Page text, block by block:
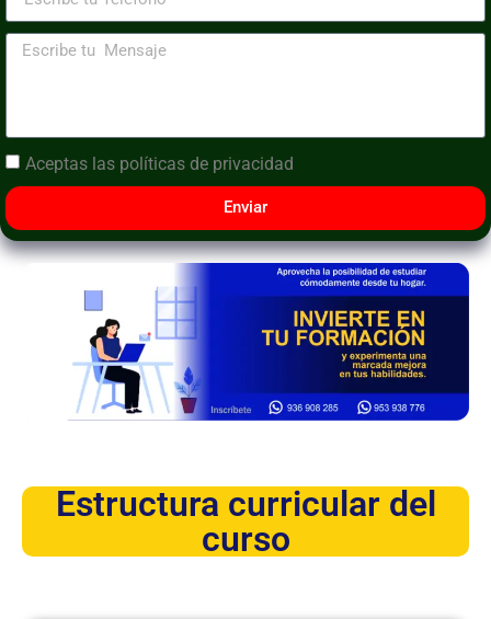
Aceptas las políticas de privacidad
Enviar
Estructura curricular del
curso